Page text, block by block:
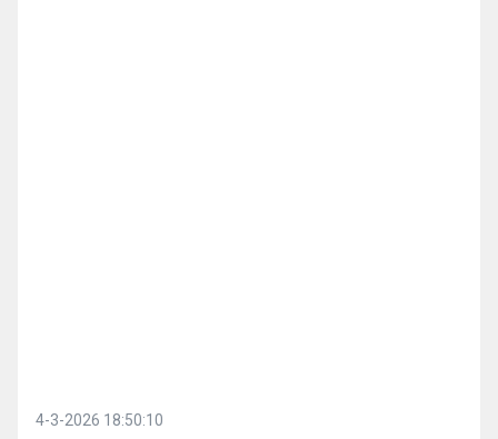
4-3-2026 18:50:10